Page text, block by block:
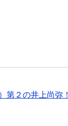
第２の井上尚弥